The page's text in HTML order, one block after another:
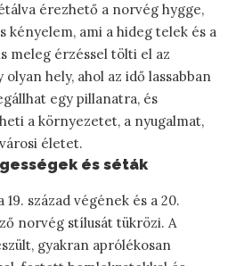
érezhető a norvég hygge,
kényelem, ami a hideg telek és a
meleg érzéssel tölti el az
hely, ahol az idő lassabban
egy pillanatra, és
a környezetet, a nyugalmat,
életet.
és séták
század végének és a 20.
norvég stílusát tükrözi. A
gyakran aprólékosan